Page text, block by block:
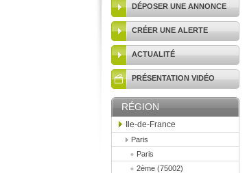
DÉPOSER UNE ANNONCE
CRÉER UNE ALERTE
ACTUALITÉ
PRÉSENTATION VIDÉO
RÉGION
Ile-de-France
Paris
Paris
2ème (75002)